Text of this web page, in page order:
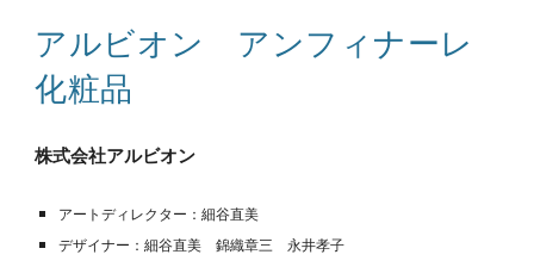
アルビオン アンフィナーレ
化粧品
株式会社アルビオン
アートディレクター：細谷直美
デザイナー：細谷直美 錦織章三 永井孝子